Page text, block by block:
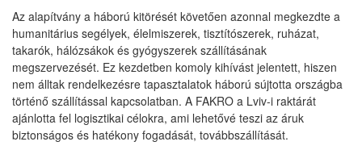
Az alapítvány a háború kitörését követően azonnal megkezdte a
humanitárius segélyek, élelmiszerek, tisztítószerek, ruházat,
takarók, hálózsákok és gyógyszerek szállításának
megszervezését. Ez kezdetben komoly kihívást jelentett, hiszen
nem álltak rendelkezésre tapasztalatok háború sújtotta országba
történő szállítással kapcsolatban. A FAKRO a Lviv-i raktárát
ajánlotta fel logisztikai célokra, ami lehetővé teszi az áruk
biztonságos és hatékony fogadását, továbbszállítását.